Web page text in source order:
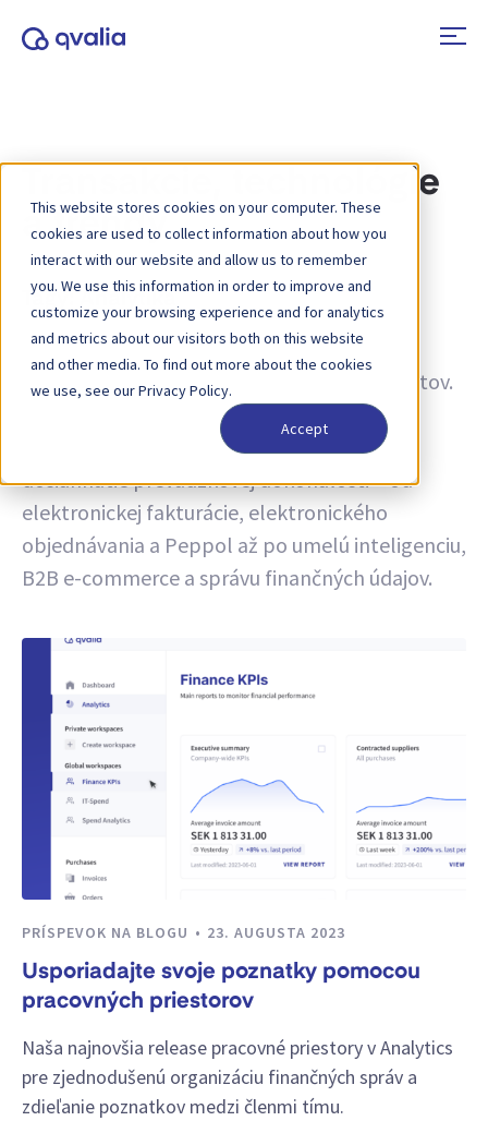
This website stores cookies on your computer. These
cookies are used to collect information about how you
interact with our website and allow us to remember
you. We use this information in order to improve and
customize your browsing experience and for analytics
and metrics about our visitors both on this website
and other media. To find out more about the cookies
we use, see our Privacy Policy.
Accept
Transakcie, technológie
a trendy
Tagy:
Informácie o transakciách, technológiách a
trendoch a novinky o aktualizáciách produktov.
Získajte viac informácií o tom, ako zlepšiť
procesy a ako využiť transakčné údaje na
dosiahnutie prevádzkovej dokonalosti – od
elektronickej fakturácie, elektronického
objednávania a Peppol až po umelú inteligenciu,
B2B e-commerce a správu finančných údajov.
PRÍSPEVOK NA BLOGU 23. AUGUSTA 2023
Usporiadajte svoje poznatky pomocou
pracovných priestorov
Naša najnovšia release pracovné priestory v Analytics
pre zjednodušenú organizáciu finančných správ a
zdieľanie poznatkov medzi členmi tímu.